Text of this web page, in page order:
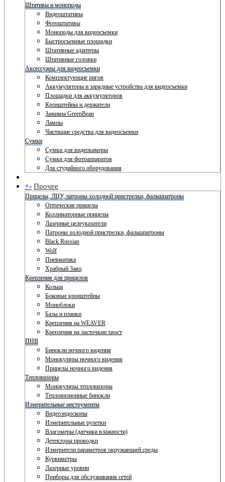
Штативы и моноподы
Видеоштативы
Фотоштативы
Моноподы для видеосъемки
Быстросъемные площадки
Штативные адаптеры
Штативные головки
Аксессуары для видеосъемки
Комплектующие ригов
Аккумуляторы и зарядные устройства для видеосъемки
Площадки для аккумуляторов
Кронштейны и держатели
Зажимы GreenBean
Лампы
Чистящие средства для видеосъемки
Сумки
Сумки для видеокамеры
Сумки для фотоаппаратов
Для студийного оборудования
+- Прочее
Прицелы, ЛЦУ, патроны холодной пристрелки, фальшпатроны
Оптические прицелы
Коллиматорные прицелы
Лазерные целеуказатели
Патроны холодной пристрелки, фальшпатроны
Black Russian
Wolf
Пневматика
Храбрый Заяц
Крепления для прицелов
Кольца
Боковые кронштейны
Моноблоки
Базы и планки
Крепления на WEAVER
Крепления на ласточкин хвост
ПНВ
Бинокли ночного видения
Монокуляры ночного видения
Прицелы ночного видения
Тепловизоры
Монокуляры тепловизоры
Тепловизионные бинокли
Измерительные инструменты
Видеоэндоскопы
Измерительные рулетки
Влагомеры (датчики влажности)
Детекторы проводки
Измерители параметров окружающей среды
Курвиметры
Лазерные уровни
Приборы для обслуживания сетей